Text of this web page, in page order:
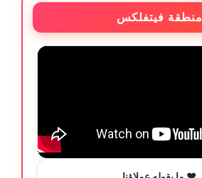
منطقة فيتفلكس